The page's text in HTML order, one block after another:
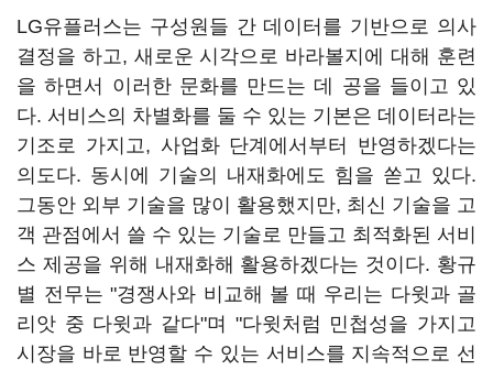
LG유플러스는 구성원들 간 데이터를 기반으로 의사
결정을 하고, 새로운 시각으로 바라볼지에 대해 훈련
을 하면서 이러한 문화를 만드는 데 공을 들이고 있
다. 서비스의 차별화를 둘 수 있는 기본은 데이터라는
기조로 가지고, 사업화 단계에서부터 반영하겠다는
의도다. 동시에 기술의 내재화에도 힘을 쏟고 있다.
그동안 외부 기술을 많이 활용했지만, 최신 기술을 고
객 관점에서 쓸 수 있는 기술로 만들고 최적화된 서비
스 제공을 위해 내재화해 활용하겠다는 것이다. 황규
별 전무는 "경쟁사와 비교해 볼 때 우리는 다윗과 골
리앗 중 다윗과 같다"며 "다윗처럼 민첩성을 가지고
시장을 바로 반영할 수 있는 서비스를 지속적으로 선